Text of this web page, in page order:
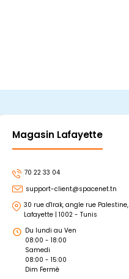
Magasin Lafayette
70 22 33 04
support-client@spacenet.tn
30 rue d'Irak, angle rue Palestine,
Lafayette | 1002 - Tunis
Du lundi au Ven
08:00 - 18:00
Samedi
08:00 - 15:00
Dim Fermé